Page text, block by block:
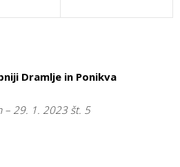
Dramlje in Ponikva
– 29. 1. 2023 št. 5